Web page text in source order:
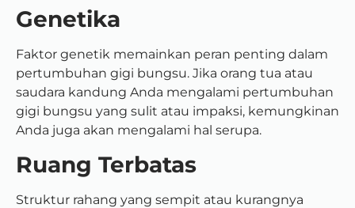
Genetika
Faktor genetik memainkan peran penting dalam
pertumbuhan gigi bungsu. Jika orang tua atau
saudara kandung Anda mengalami pertumbuhan
gigi bungsu yang sulit atau impaksi, kemungkinan
Anda juga akan mengalami hal serupa.
Ruang Terbatas
Struktur rahang yang sempit atau kurangnya